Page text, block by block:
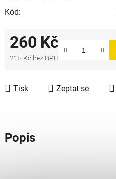
Kód:
260 Kč
215 Kč bez DPH
Tisk Zeptat se
Popis